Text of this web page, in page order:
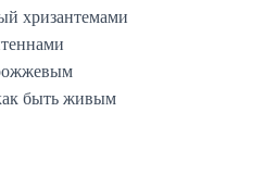
хризантемами
быть живым